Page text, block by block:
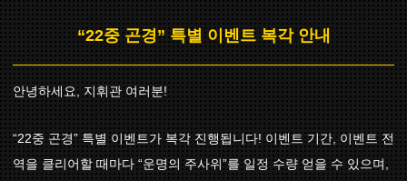
“22중 곤경” 특별 이벤트 복각 안내
안녕하세요, 지휘관 여러분!
“22중 곤경” 특별 이벤트가 복각 진행됩니다! 이벤트 기간, 이벤트 전
역을 클리어할 때마다 “운명의 주사위”를 일정 수량 얻을 수 있으며,